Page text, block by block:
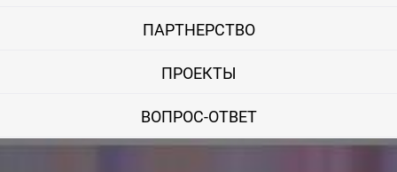
ПАРТНЕРСТВО
ПРОЕКТЫ
ВОПРОС-ОТВЕТ